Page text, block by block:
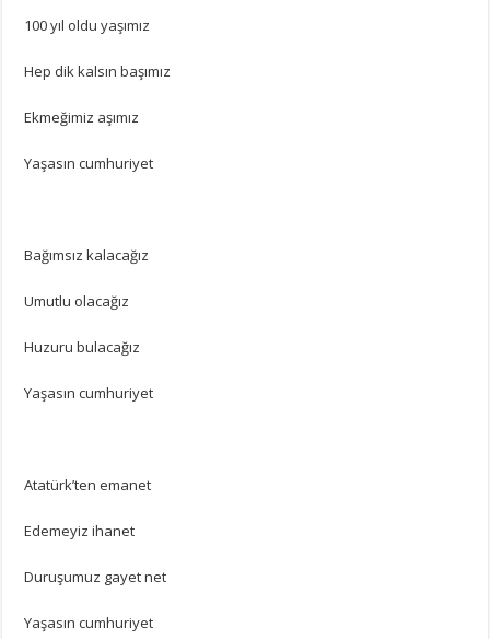
100 yıl oldu yaşımız
Hep dik kalsın başımız
Ekmeğimiz aşımız
Yaşasın cumhuriyet
Bağımsız kalacağız
Umutlu olacağız
Huzuru bulacağız
Yaşasın cumhuriyet
Atatürk’ten emanet
Edemeyiz ihanet
Duruşumuz gayet net
Yaşasın cumhuriyet